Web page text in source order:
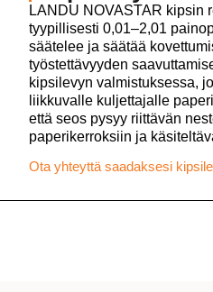
LANDU NOVASTAR kipsin
tyypillisesti 0,01–2,01
säätelee ja säätää
työstettävyyden
kipsilevyn valmistuksessa,
liikkuvalle kuljettajalle
että seos pysyy riittävän
paperikerroksiin ja
Ota yhteyttä saadaksesi